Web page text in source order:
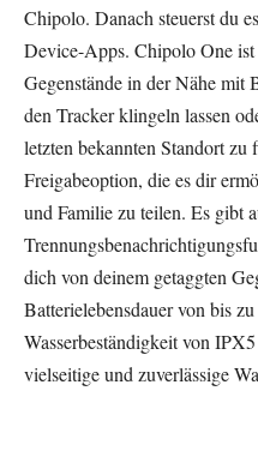
Chipolo. Danach steuerst du
Device-Apps. Chipolo One
Gegenstände in der Nähe mit
den Tracker klingeln lassen
letzten bekannten Standort
Freigabeoption, die es dir
und Familie zu teilen. Es gibt
dich von deinem getaggten
Batterielebensdauer von bis
Wasserbeständigkeit von
vielseitige und zuverlässige